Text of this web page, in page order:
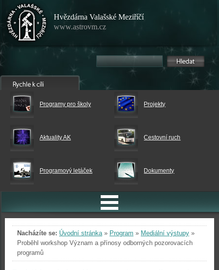
Hvězdárna Valašské Meziříčí
www.astrovm.cz
Programy pro školy Projekty
Aktuality AK Cestovní ruch
Programový letáček Dokumenty
Nacházíte se: Úvodní stránka» Program » Mediální výstupy »
Proběhl workshop Význam a přínosy odborných pozorovacích
programů